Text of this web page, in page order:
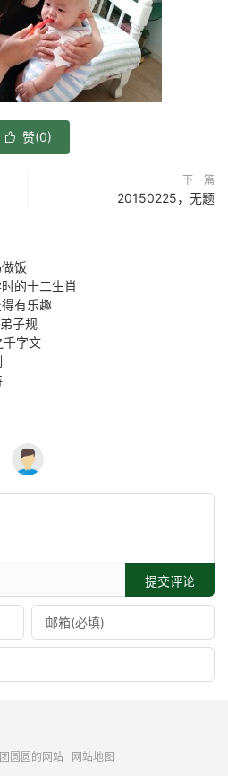
 赞(0)
下一篇
20150225，无题
饭
的十二生肖
有乐趣
子规
字文
提交评论
圆圆的网站 网站地图